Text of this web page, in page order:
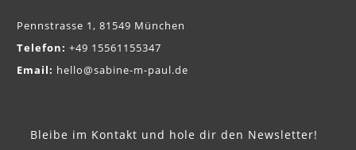
Pennstrasse 1, 81549 München
Telefon: +49 15561155347
Email: hello@sabine-m-paul.de
Bleibe im Kontakt und hole dir den Newsletter!